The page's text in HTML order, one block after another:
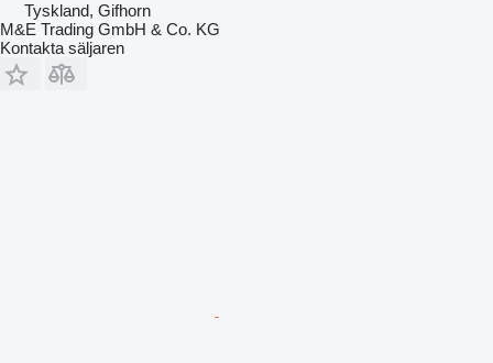
Tyskland, Gifhorn
M&E Trading GmbH & Co. KG
Kontakta säljaren